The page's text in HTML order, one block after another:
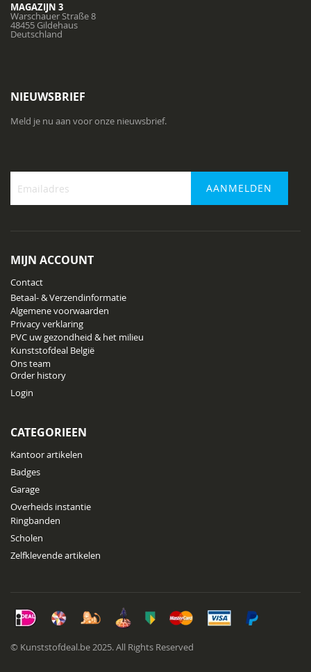
MAGAZIJN 3
Warschauer Straße 8
48455 Gildehaus
Deutschland
NIEUWSBRIEF
Meld je nu aan voor onze nieuwsbrief.
nieuwsbrief
AANMELDEN
MIJN ACCOUNT
Contact
Betaal- & Verzendinformatie
Algemene voorwaarden
Privacy verklaring
PVC uw gezondheid & het milieu
Kunststofdeal België
Ons team
Order history
Login
CATEGORIEEN
Kantoor artikelen
Badges
Garage
Overheids instantie
Ringbanden
Scholen
Zelfklevende artikelen
© Kunststofdeal.be 2025. All Rights Reserved